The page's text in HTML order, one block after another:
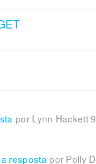
por Lynn Hackett
resposta por Polly